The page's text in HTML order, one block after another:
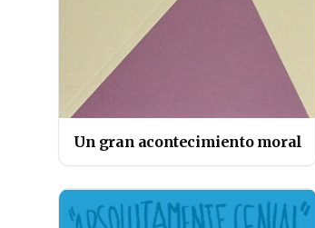
Un gran acontecimiento moral